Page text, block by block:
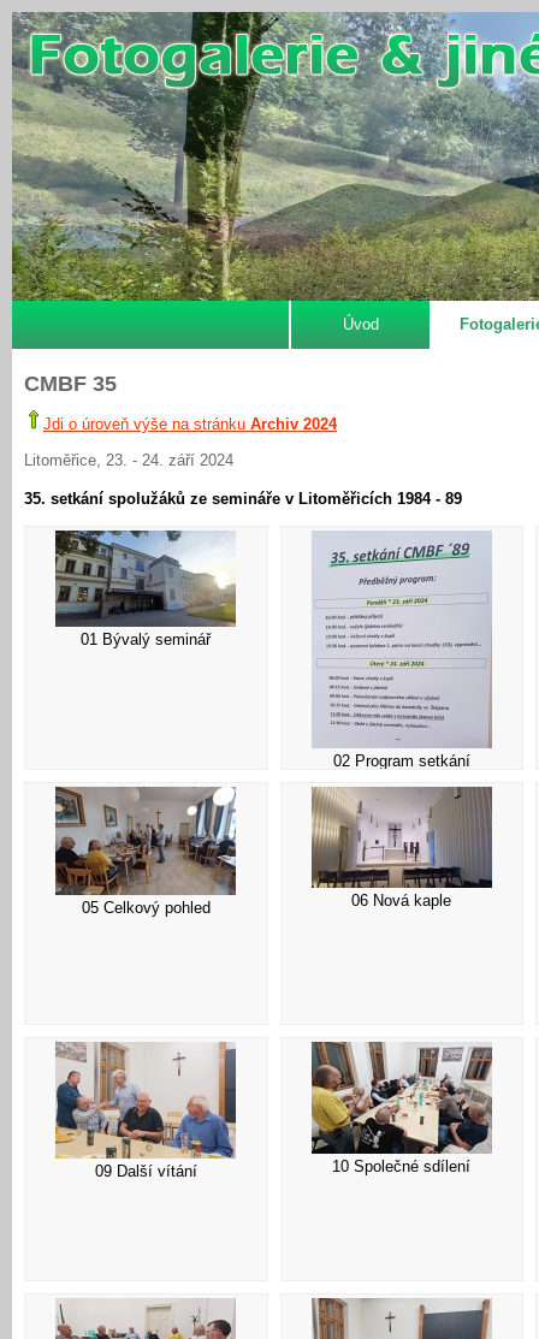
Úvod
CMBF 35
Jdi o úroveň výše na stránku Archiv 2024
Litoměřice, 23. - 24. září 2024
35. setkání spolužáků ze semináře v Litoměřicích 1984 - 89
01 Bývalý seminář
02 Program setkání
05 Celkový pohled 06 Nová kaple
09 Další vítání 10 Společné sdílení